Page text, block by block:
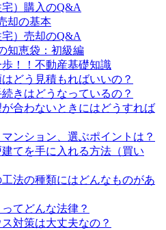
）購入のQ&A
却の基本
）売却のQ&A
知恵袋：初級編
！！不動産基礎知識
どう見積もればいいの？
きはどうなっているの？
合わないときにはどうすれば
ンション、選ぶポイントは？
てを手に入れる方法（買い
法の種類にはどんなものがあ
ってどんな法律？
対策は大丈夫なの？